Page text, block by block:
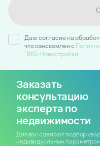
Даю согласие на
что ознакомлен c
"ВКБ-Новостройки
Заказать
консультацию
эксперта по
недвижимости
Для вас сделают подбор
индивидуальным